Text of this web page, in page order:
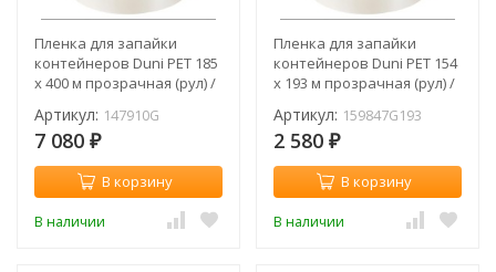
Пленка для запайки
контейнеров Duni PET 185
х 400 м прозрачная (рул) /
Артикул: 147910G
7 080 ₽
В корзину
В наличии
Пленка для запайки
контейнеров Duni PET 154
х 193 м прозрачная (рул) /
Артикул: 159847G193
2 580 ₽
В корзину
В наличии